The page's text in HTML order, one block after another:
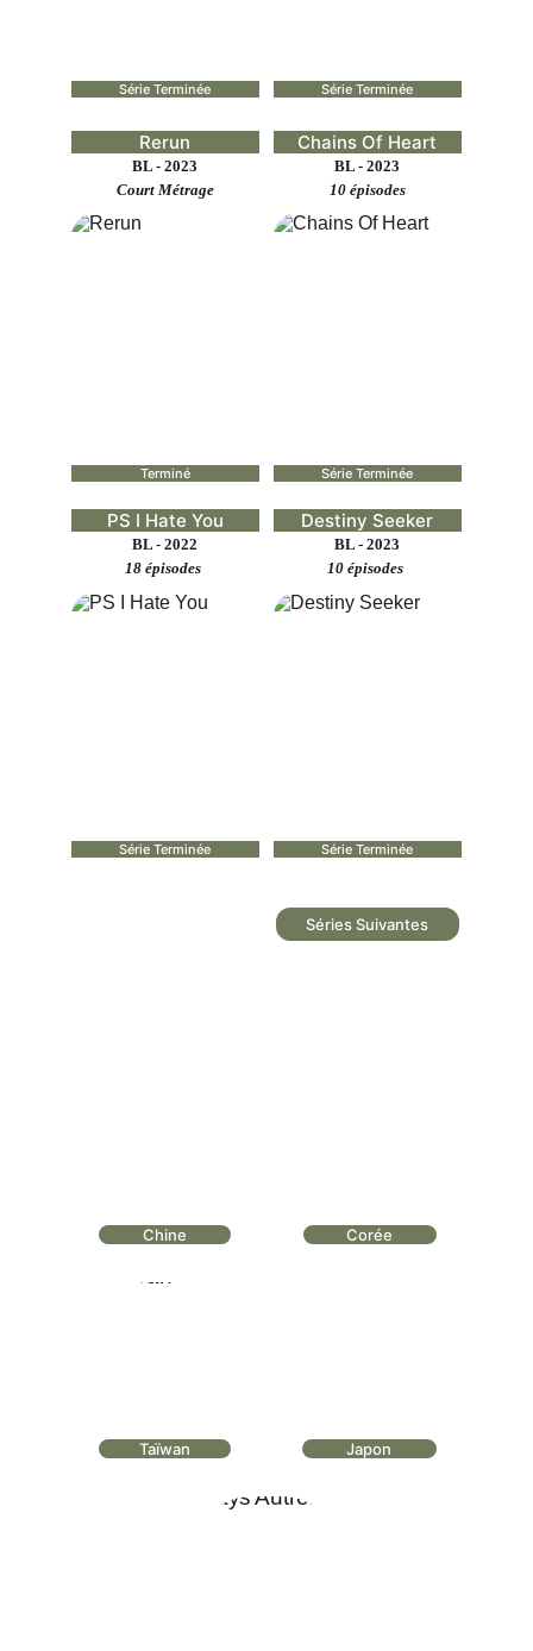
Série Terminée Série Terminée
Chains Of Heart
BL - 2023
10 épisodes
Série Terminée
Rerun
BL - 2023
Court Métrage
Terminé
PS I Hate You
BL - 2022
18 épisodes
Série Terminée
Destiny Seeker
BL - 2023
10 épisodes
Série Terminée
Séries Suivantes
Chine Corée
Taïwan Japon